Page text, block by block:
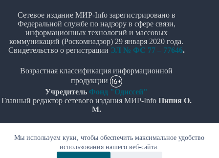
Мы используем куки, чтобы обеспечить максимальное удобство
использования нашего веб-сайта.
Сетевое издание МИР-Info зарегистрировано в
Федеральной службе по надзору в сфере связи,
информационных технологий и массовых
коммуникаций (Роскомнадзор) 29 января 2020 года.
Свидетельство о регистрации ЭЛ № ФС 77 – 77646.
Возрастная классификация информационной
продукции
Учредитель Фонд "Одиссей"
Главный редактор сетевого издания МИР-Info Пипия О.
М.
данных